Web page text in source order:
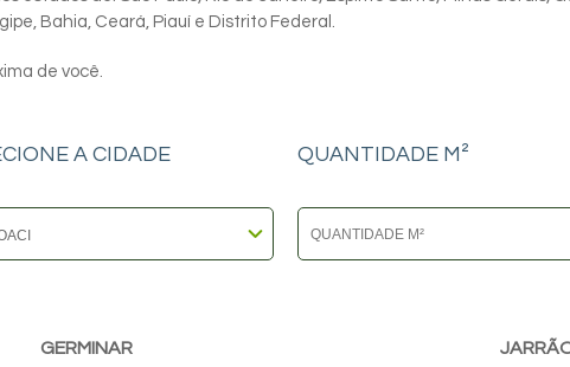
Bahia, Ceará, Piauí e Distrito Federal.
de você.
A CIDADE QUANTIDADE M²
GERMINAR